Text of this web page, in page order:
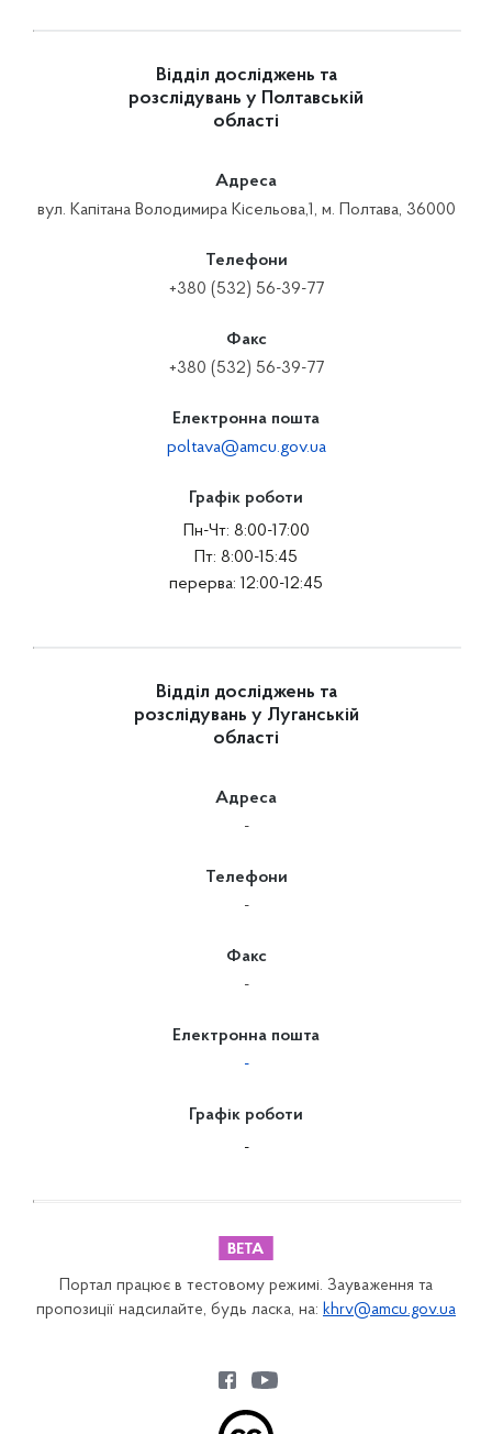
Відділ досліджень та
розслідувань у Полтавській
області
Адреса
вул. Капітана Володимира Кісельова,1, м. Полтава, 36000
Телефони
+380 (532) 56-39-77
Факс
+380 (532) 56-39-77
Електронна пошта
poltava@amcu.gov.ua
Графік роботи
Пн-Чт: 8:00-17:00
Пт: 8:00-15:45
перерва: 12:00-12:45
Відділ досліджень та
розслідувань у Луганській
області
Адреса
-
Телефони
-
Факс
-
Електронна пошта
-
Графік роботи
-
Портал працює в тестовому режимі. Зауваження та
пропозиції надсилайте, будь ласка, на: khrv@amcu.gov.ua